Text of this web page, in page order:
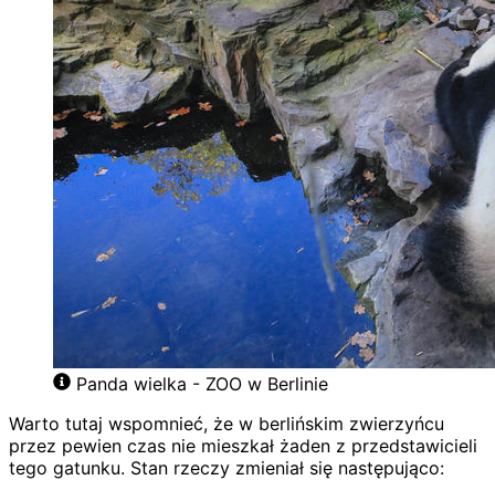
Panda wielka - ZOO w Berlinie
Warto tutaj wspomnieć, że w berlińskim zwierzyńcu
przez pewien czas nie mieszkał żaden z przedstawicieli
tego gatunku. Stan rzeczy zmieniał się następująco: